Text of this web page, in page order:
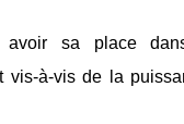
avoir sa place
vis-à-vis de la